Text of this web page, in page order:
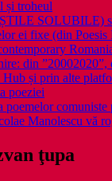
și troheul
SOLUBILE)
ei fixe (din Poesis
din ”20002020”,
și prin alte
poeziei
poemelor
Manolescu vă
ţupa